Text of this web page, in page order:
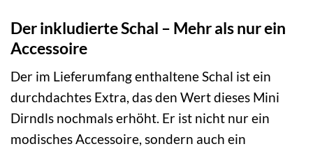
Der inkludierte Schal – Mehr als nur ein
Accessoire
Der im Lieferumfang enthaltene Schal ist ein
durchdachtes Extra, das den Wert dieses Mini
Dirndls nochmals erhöht. Er ist nicht nur ein
modisches Accessoire, sondern auch ein